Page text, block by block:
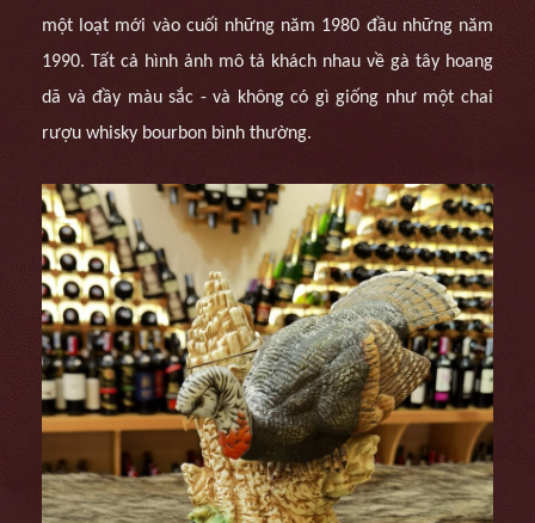
một loạt mới vào cuối những năm 1980 đầu những năm
1990. Tất cả hình ảnh mô tả khách nhau về gà tây hoang
dã và đầy màu sắc - và không có gì giống như một chai
rượu whisky bourbon bình thường.